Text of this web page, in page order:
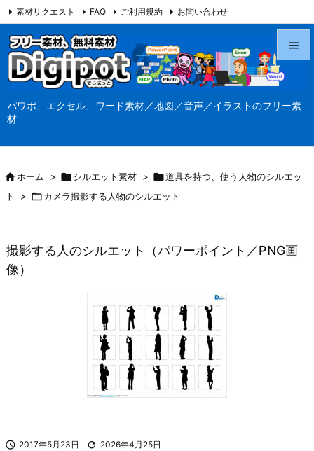
パワポ、エクセル、ワード素材／地図／音声／イラストのフリー素
材




素材リクエスト FAQ ご利用規約 お問い合わせ
当サイト（Digipot.net）について
ホーム > シルエット素材 > 道具を持つ、使う人物のシルエッ
ト
> カメラ撮影する人物のシルエット
撮影する人のシルエット（パワーポイント／PNG画
像）
 2017年5月23日  2026年4月25日